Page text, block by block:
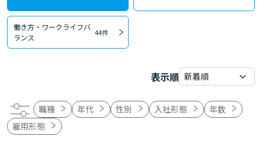
働き方・ワークライフバ
ランス
44件
表示順
職種 年代 性別 入社形態
年数
雇用形態